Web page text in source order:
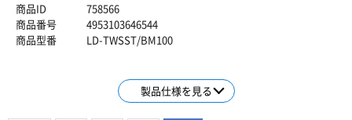
商品ID
758566
商品番号
4953103646544
商品型番
LD-TWSST/BM100
製品仕様を見る